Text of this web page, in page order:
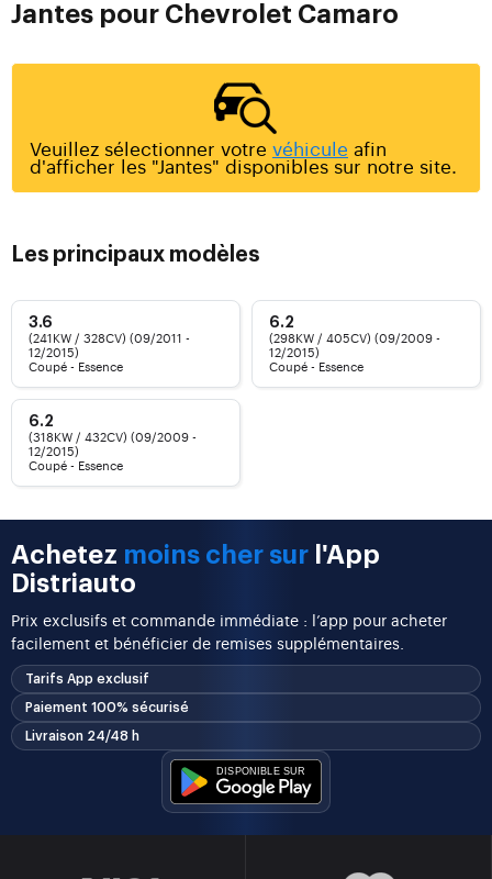
Jantes pour Chevrolet Camaro
Veuillez sélectionner votre véhicule afin
d'afficher les "Jantes" disponibles sur notre site.
Les principaux modèles
3.6
(241KW / 328CV) (09/2011 -
12/2015)
Coupé - Essence
6.2
(298KW / 405CV) (09/2009 -
12/2015)
Coupé - Essence
6.2
(318KW / 432CV) (09/2009 -
12/2015)
Coupé - Essence
Achetez moins cher sur l'App
Distriauto
Prix exclusifs et commande immédiate : l’app pour acheter
facilement et bénéficier de remises supplémentaires.
Tarifs App exclusif
Paiement 100% sécurisé
Livraison 24/48 h